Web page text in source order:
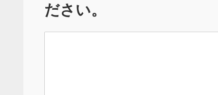
ださい。